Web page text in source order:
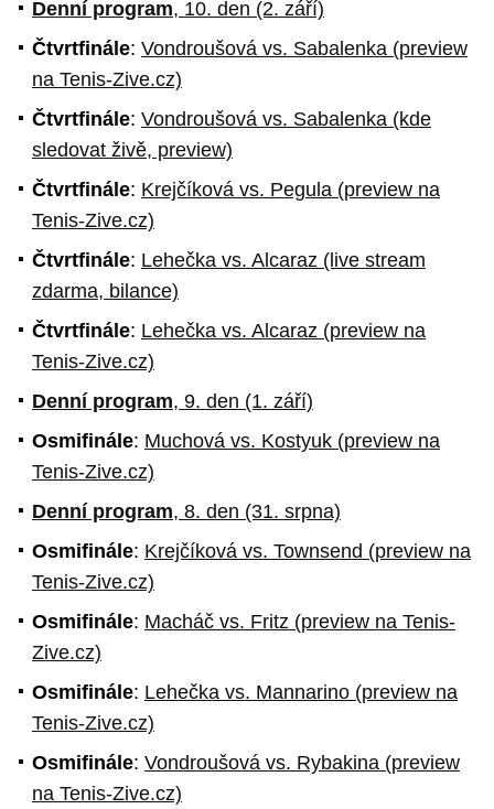
Denní program, 10. den (2. září)
Čtvrtfinále: Vondroušová vs. Sabalenka (preview
na Tenis-Zive.cz)
Čtvrtfinále: Vondroušová vs. Sabalenka (kde
sledovat živě, preview)
Čtvrtfinále: Krejčíková vs. Pegula (preview na
Tenis-Zive.cz)
Čtvrtfinále: Lehečka vs. Alcaraz (live stream
zdarma, bilance)
Čtvrtfinále: Lehečka vs. Alcaraz (preview na
Tenis-Zive.cz)
Denní program, 9. den (1. září)
Osmifinále: Muchová vs. Kostyuk (preview na
Tenis-Zive.cz)
Denní program, 8. den (31. srpna)
Osmifinále: Krejčíková vs. Townsend (preview na
Tenis-Zive.cz)
Osmifinále: Macháč vs. Fritz (preview na Tenis-
Zive.cz)
Osmifinále: Lehečka vs. Mannarino (preview na
Tenis-Zive.cz)
Osmifinále: Vondroušová vs. Rybakina (preview
na Tenis-Zive.cz)